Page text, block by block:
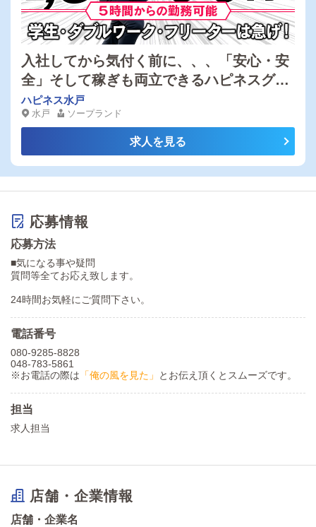
入社してから気付く前に、、、「安心・安
全」そして稼ぎも両立できるハピネスグル
ープで！
ハピネス水戸
水戸 ソープランド
求人を見る
応募情報
応募方法
■気になる事や疑問
質問等全てお応え致します。
24時間お気軽にご質問下さい。
電話番号
080-9285-8828
048-783-5861
※お電話の際は 「俺の風を見た」 とお伝え頂くとスムーズです。
担当
求人担当
店舗・企業情報
店舗・企業名